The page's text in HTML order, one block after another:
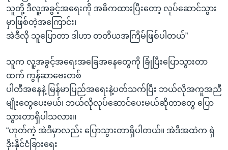
သူတို့ ဒီလူ့အခွင့်အရေးကို အဓိကထားပြီးတော့ လုပ်ဆောင်သွား
မှာဖြစ်တဲ့အကြောင်း၊
အဲဒီလို သူပြောတာ ဒါဟာ တတိယအကြိမ်ဖြစ်ပါတယ်”
သူက လူ့အခွင့်အရေးအခြေအနေတွေကို ခြုံပြီးပြောသွားတာ
ထက် ကွန်ဆာဗေးတစ်
ပါတီအနေနဲ့ မြန်မာပြည်အရေးနဲ့ပတ်သက်ပြီး ဘယ်လိုအကူအညီ
မျိုးတွေပေးမယ်၊ ဘယ်လိုလုပ်ဆောင်ပေးမယ်ဆိုတာတွေ ပြော
သွားတာရှိပါသလား။
“ဟုတ်ကဲ့ အဲဒီမှာလည်း ပြောသွားတာရှိပါတယ်။ အဲဒီအထဲက ရှဲ
ဒိုးနိုင်ငံခြားရေး